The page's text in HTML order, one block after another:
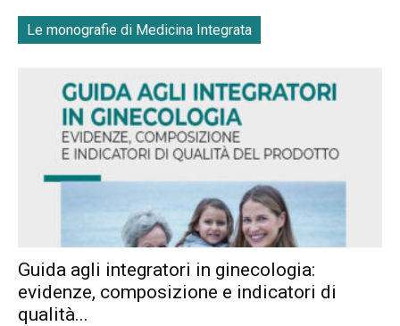
Le monografie di Medicina Integrata
Guida agli integratori in ginecologia:
evidenze, composizione e indicatori di
qualità...